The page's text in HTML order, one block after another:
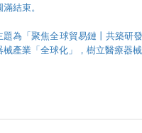
結束。
題為「聚焦全球貿易鏈丨共築研
械產業「全球化」，樹立醫療器